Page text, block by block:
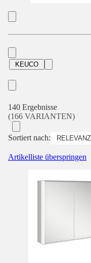
KEUCO
140 Ergebnisse
(166 VARIANTEN)
Sortiert nach:
Artikelliste überspringen